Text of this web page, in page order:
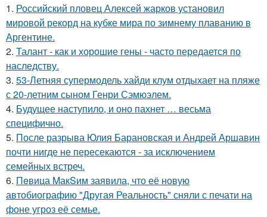
1. Российский пловец Алексей жарков установил
мировой рекорд на кубке мира по зимнему плаванию в
Аргентине.
2. Талант - как и хорошие гены - часто передается по
наследству.
3. 53-Летняя супермодель хайди клум отдыхает на пляже
с 20-летним сыном Генри Сэмюэлем.
4. Будущее наступило, и оно пахнет … весьма
специфично.
5. После разрыва Юлия Барановская и Андрей Аршавин
почти нигде не пересекаются - за исключением
семейных встреч.
6. Пeвица MакSим заявила, что её новую
автобиографию "Другая Реальность" сняли с печати на
фоне угроз её семье.